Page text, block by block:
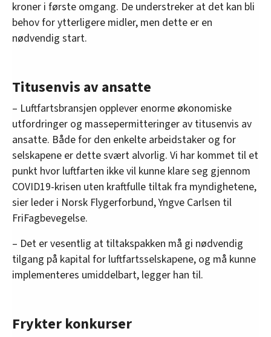
kroner i første omgang. De understreker at det kan bli
behov for ytterligere midler, men dette er en
nødvendig start.
Titusenvis av ansatte
– Luftfartsbransjen opplever enorme økonomiske
utfordringer og massepermitteringer av titusenvis av
ansatte. Både for den enkelte arbeidstaker og for
selskapene er dette svært alvorlig. Vi har kommet til et
punkt hvor luftfarten ikke vil kunne klare seg gjennom
COVID19-krisen uten kraftfulle tiltak fra myndighetene,
sier leder i Norsk Flygerforbund, Yngve Carlsen til
FriFagbevegelse.
– Det er vesentlig at tiltakspakken må gi nødvendig
tilgang på kapital for luftfartsselskapene, og må kunne
implementeres umiddelbart, legger han til.
Frykter konkurser